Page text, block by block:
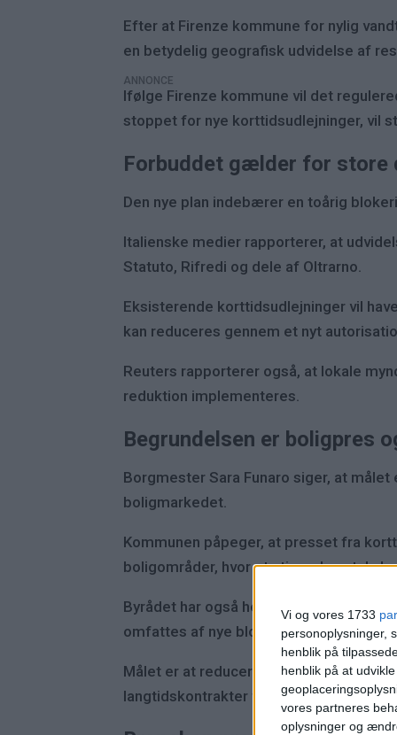
Vi og vores 1733
personoplysninger,
henblik på
henblik på at
vores partneres
oplysninger og
Efter at Firenze kommune for nylig
en betydelig geografisk udvidelse af
ANNONCE
Ifølge Firenze kommune vil det
stoppet for nye korttidsudlejninger, vil
Forbuddet gælder for store
Den nye plan indebærer en toårig
Italienske medier rapporterer, at
Statuto, Rifredi og dele af Oltrarno.
Eksisterende korttidsudlejninger vil
kan reduceres gennem et nyt
Reuters rapporterer også, at lokale
reduktion implementeres.
Begrundelsen er boligpres
Borgmester Sara Funaro siger, at
boligmarkedet.
Kommunen påpeger, at presset fra
boligområder, hvor et stigende antal
Byrådet har også henvist til analyser,
omfattes af nye blokader.
Målet er at reducere presset fra
langtidskontrakter frem for